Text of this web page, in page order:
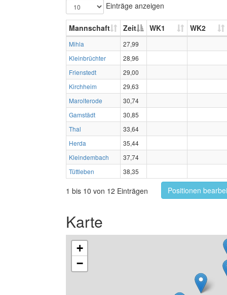
Einträge anzeigen
Mannschaft Zeit WK1 WK2
Mihla
27,99
Kleinbrüchter
28,96
Frienstedt
29,00
Kirchheim
29,63
Marolterode
30,74
Gamstädt
30,85
Thal
33,64
Herda
35,44
Kleindembach
37,74
Tüttleben
38,35
1 bis 10 von 12 Einträgen Positionen
Karte
+
−